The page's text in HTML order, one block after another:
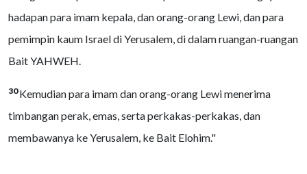
hadapan para imam kepala, dan orang-orang Lewi, dan para
pemimpin kaum Israel di Yerusalem, di dalam ruangan-ruangan
Bait YAHWEH.
30Kemudian para imam dan orang-orang Lewi menerima
timbangan perak, emas, serta perkakas-perkakas, dan
membawanya ke Yerusalem, ke Bait Elohim."